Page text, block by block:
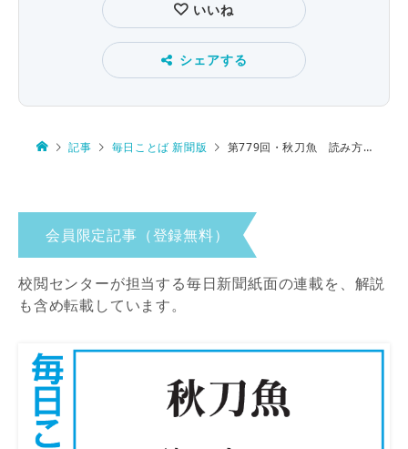
いいね
シェアする
記事 毎日ことば 新聞版 第779回・秋刀魚 読み方は…
会員限定記事（登録無料）
校閲センターが担当する毎日新聞紙面の連載を、解説
も含め転載しています。